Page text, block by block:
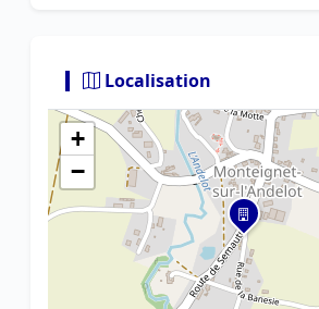
Localisation
+
−